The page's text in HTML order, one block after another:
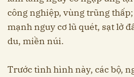
công nghiệp, vùng trũng
mạnh nguy cơ lũ quét, sạt lở
du, miền núi.
Trước tình hình này, các bộ,